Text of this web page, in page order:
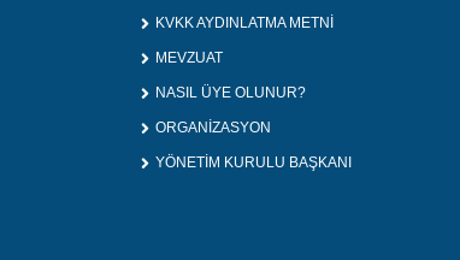
KVKK AYDINLATMA METNİ
MEVZUAT
NASIL ÜYE OLUNUR?
ORGANİZASYON
YÖNETİM KURULU BAŞKANI